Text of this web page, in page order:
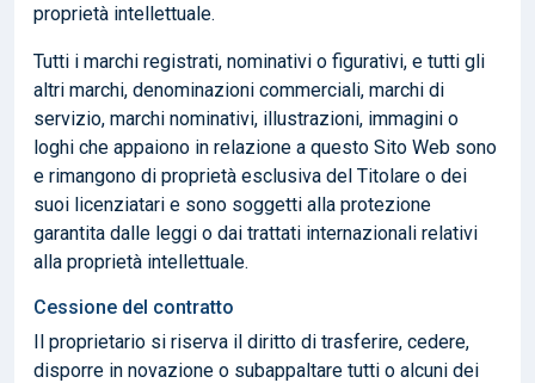
proprietà intellettuale.
Tutti i marchi registrati, nominativi o figurativi, e tutti gli
altri marchi, denominazioni commerciali, marchi di
servizio, marchi nominativi, illustrazioni, immagini o
loghi che appaiono in relazione a questo Sito Web sono
e rimangono di proprietà esclusiva del Titolare o dei
suoi licenziatari e sono soggetti alla protezione
garantita dalle leggi o dai trattati internazionali relativi
alla proprietà intellettuale.
Cessione del contratto
Il proprietario si riserva il diritto di trasferire, cedere,
disporre in novazione o subappaltare tutti o alcuni dei